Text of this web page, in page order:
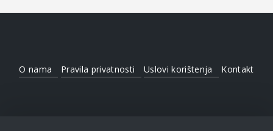
O nama Pravila privatnosti Uslovi korištenja Kontakt